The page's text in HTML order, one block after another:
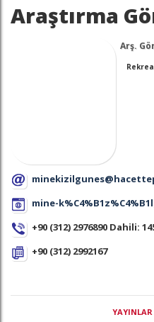
Araştırma
Arş.
mine-
+90 (312) 2976890 Dahili:
+90 (312) 2992167
YAYINLAR